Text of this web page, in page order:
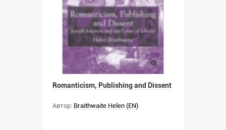
Romanticism, Publishing and Dissent
Автор: Braithwaite Helen (EN)